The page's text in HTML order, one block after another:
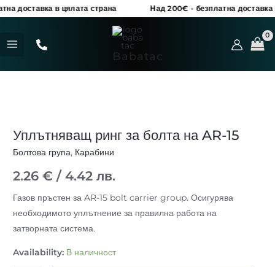
доставка в цялата страна Над 200€ - безплатна доставка в
Skip
MENU
Babatac
Уплътняващ ринг за болта на AR-15
Болтова група, Карабини
2.26€ / 4.42 лв.
Газов пръстен за AR-15 bolt carrier group. Осигурява
необходимото уплътнение за правилна работа на
затворната система.
Availability: В наличност
Уплътняващ
ринг
болта
на
AR-
15
ринг
болта